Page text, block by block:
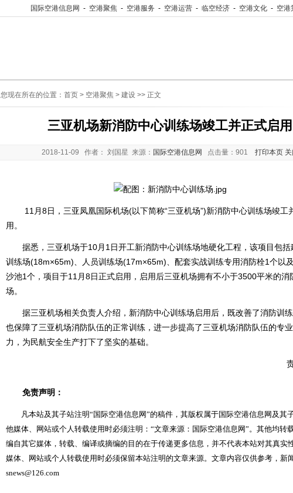
国际空港信息网 - 空港聚焦 - 空港服务 - 空港运营 - 临空经济 - 空港文化 - 空港
您现在所在的位置： 首页 > 空港聚焦 > 建设 >> 正文
三亚机场新消防中心训练场竣工并正式启用
2018-11-09 作者： 刘国星 来源： 国际空港信息网 点击量： 901 打印本页 关
11月8日，三亚凤凰国际机场(以下简称“三亚机场”)新消防中心训练场竣工
用。
据悉，三亚机场于10月1日开工新消防中心训练场地硬化工程，该项目包括
训练场(18m×65m)、人员训练场(17m×65m)、配套实战训练专用消防栓1个以
沙池1个，项目于11月8日正式启用，启用后三亚机场拥有不小于3500平米的消
场。
据三亚机场相关负责人介绍，新消防中心训练场启用后，既改善了消防训练
也保障了三亚机场消防队伍的正常训练，进一步提高了三亚机场消防队伍的专
力，为民航安全生产打下了坚实的基础。
免责声明：
凡本站及其子站注明“国际空港信息网”的稿件，其版权属于国际空港信息网及其
他媒体、网站或个人转载使用时必须注明：“文章来源：国际空港信息网”。其他均转
编自其它媒体，转载、编译或摘编的目的在于传递更多信息，并不代表本站对其真实
媒体、网站或个人转载使用时必须保留本站注明的文章来源。文章内容仅供参考，新
snews@126.com